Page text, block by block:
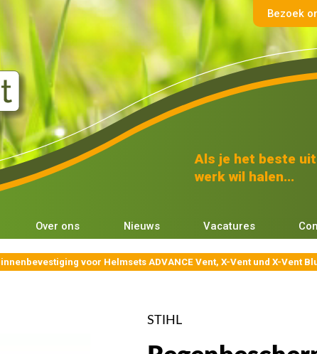
Bezoek
Als je het beste
werk wil halen...
Over ons Nieuws Vacatures
voor Helmsets ADVANCE Vent, X-Vent und X-Vent
STIHL